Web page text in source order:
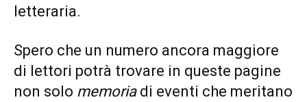
letteraria.
Spero che un numero ancora maggiore
di lettori potrà trovare in queste pagine
non solo memoriadi eventi che meritano